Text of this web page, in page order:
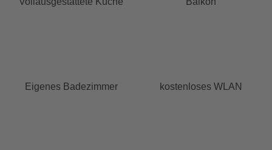
Eigenes Badezimmer kostenloses WLAN